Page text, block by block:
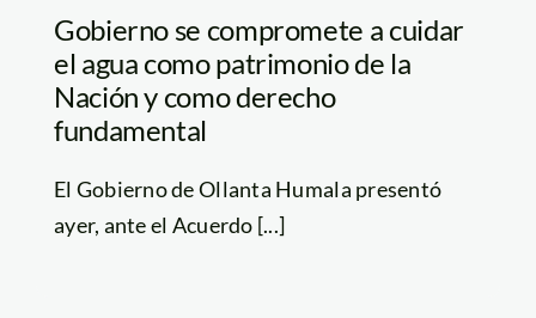
Gobierno se compromete a cuidar
el agua como patrimonio de la
Nación y como derecho
fundamental
El Gobierno de Ollanta Humala presentó
ayer, ante el Acuerdo [...]